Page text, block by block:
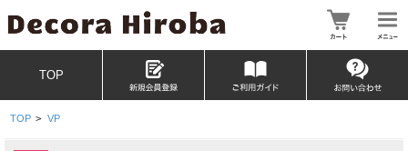
TOP
TOP > VP